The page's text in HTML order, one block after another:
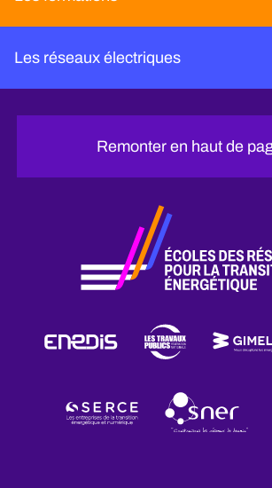
Les réseaux électriques
Remonter en haut de